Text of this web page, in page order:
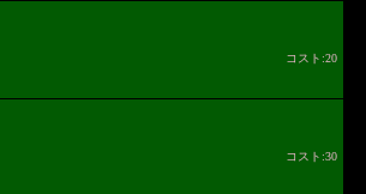
コスト:20
コスト:30